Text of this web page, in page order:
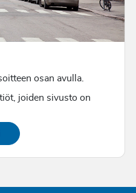
osan avulla.
joiden sivusto on